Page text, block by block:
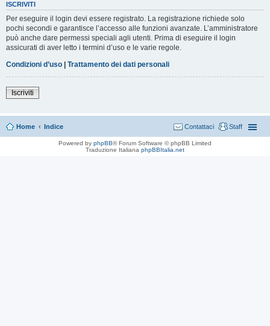
ISCRIVITI
Per eseguire il login devi essere registrato. La registrazione richiede solo
pochi secondi e garantisce l’accesso alle funzioni avanzate. L’amministratore
può anche dare permessi speciali agli utenti. Prima di eseguire il login
assicurati di aver letto i termini d’uso e le varie regole.
Condizioni d’uso | Trattamento dei dati personali
Iscriviti
Home Indice Staff
Contattaci
Powered by phpBB® Forum Software © phpBB Limited
Traduzione Italiana phpBBItalia.net